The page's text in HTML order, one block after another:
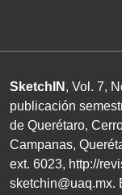
SketchIN , Vol. 7,
publicación
de Querétaro,
Campanas,
ext. 6023, http://
sketchin@uaq.mx.